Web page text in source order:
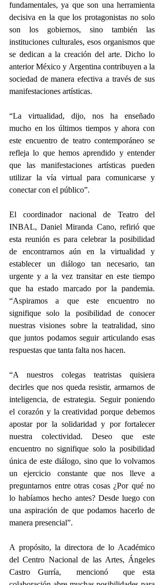
fundamentales, ya que son una herramienta
decisiva en la que los protagonistas no solo
son los gobiernos, sino también las
instituciones culturales, esos organismos que
se dedican a la creación del arte. Dicho lo
anterior México y Argentina contribuyen a la
sociedad de manera efectiva a través de sus
manifestaciones artísticas.
“La virtualidad, dijo, nos ha enseñado
mucho en los últimos tiempos y ahora con
este encuentro de teatro contemporáneo se
refleja lo que hemos aprendido y entender
que las manifestaciones artísticas pueden
utilizar la vía virtual para comunicarse y
conectar con el público”.
El coordinador nacional de Teatro del
INBAL, Daniel Miranda Cano, refirió que
esta reunión es para celebrar la posibilidad
de encontrarnos aún en la virtualidad y
establecer un diálogo tan necesario, tan
urgente y a la vez transitar en este tiempo
que ha estado marcado por la pandemia.
“Aspiramos a que este encuentro no
signifique solo la posibilidad de conocer
nuestras visiones sobre la teatralidad, sino
que juntos podamos seguir articulando esas
respuestas que tanta falta nos hacen.
“A nuestros colegas teatristas quisiera
decirles que nos queda resistir, armarnos de
inteligencia, de estrategia. Seguir poniendo
el corazón y la creatividad porque debemos
apostar por la solidaridad y por fortalecer
nuestra colectividad. Deseo que este
encuentro no signifique solo la posibilidad
única de este diálogo, sino que lo volvamos
un ejercicio constante que nos lleve a
preguntarnos entre otras cosas ¿Por qué no
lo habíamos hecho antes? Desde luego con
una aspiración de que podamos hacerlo de
manera presencial”.
A propósito, la directora de lo Académico
del Centro Nacional de las Artes, Ángeles
Castro Gurría,  mencionó  que esta